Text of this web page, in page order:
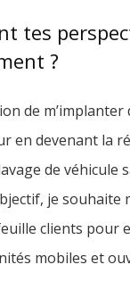
tes
?
de
en devenant la
de véhicule
je souhaite
clients pour
mobiles et